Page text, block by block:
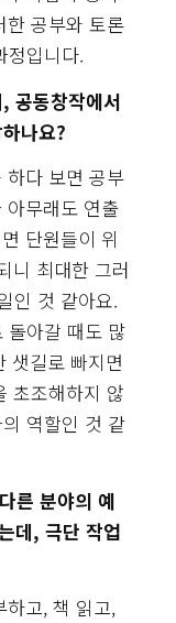
한 공부와 토론
정입니다.
공동창작에서
나요?
하다 보면 공부
아무래도 연출
단원들이 위
니 최대한 그러
인 것 같아요.
돌아갈 때도 많
샛길로 빠지면
초조해하지 않
역할인 것 같
른 분야의 예
데, 극단 작업
하고, 책 읽고,